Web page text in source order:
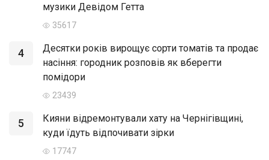
музики Девідом Гетта
35617
4
Десятки років вирощує сорти томатів та продає
насіння: городник розповів як вберегти
помідори
23439
5
Кияни відремонтували хату на Чернігівщині,
куди їдуть відпочивати зірки
17747